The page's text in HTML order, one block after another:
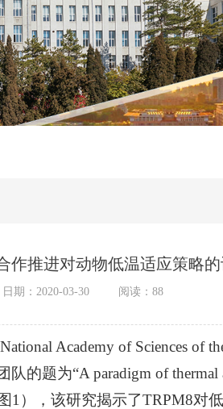
作推进对动物低温适应策略的
日期：2020-03-30 阅读： 88
Academy of Sciences of
题为“A paradigm of thermal
1），该研究揭示了TRPM8对